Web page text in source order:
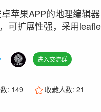
苹果APP的地理编辑
可扩展性强，采用
进入交流群
: 149 收藏人数:21